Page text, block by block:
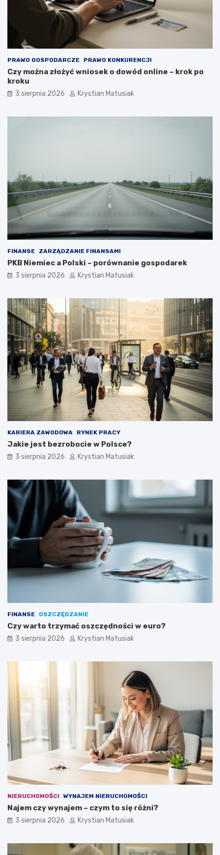
PRAWO GOSPODARCZE PRAWO KONKURENCJI
Czy można złożyć wniosek o dowód online – krok po
kroku
3 sierpnia 2026 Krystian Matusiak
FINANSE ZARZĄDZANIE FINANSAMI
PKB Niemiec a Polski – porównanie gospodarek
3 sierpnia 2026 Krystian Matusiak
KARIERA ZAWODOWA RYNEK PRACY
Jakie jest bezrobocie w Polsce?
3 sierpnia 2026 Krystian Matusiak
FINANSE OSZCZĘDZANIE
Czy warto trzymać oszczędności w euro?
3 sierpnia 2026 Krystian Matusiak
NIERUCHOMOŚCI WYNAJEM NIERUCHOMOŚCI
Najem czy wynajem – czym to się różni?
3 sierpnia 2026 Krystian Matusiak